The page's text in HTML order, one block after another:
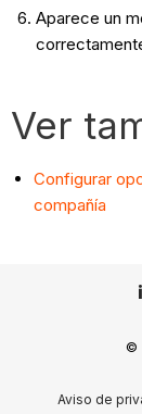
Aparece un
Ver
Configurar
compañía
©
Aviso de